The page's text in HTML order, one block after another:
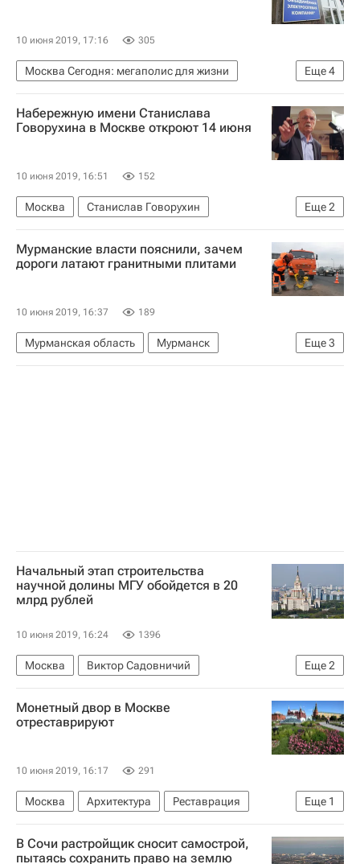
10 июня 2019, 17:16 305
Еще4
Москва Сегодня: мегаполис для жизни
Москва
Россети Московский регион
Городское хозяйство Москвы
Набережную имени Станислава
Говорухина в Москве откроют 14 июня
10 июня 2019, 16:51 152
Еще2
Москва
Станислав Говорухин
Набережные
Мосгорнаследие
Мурманские власти пояснили, зачем
дороги латают гранитными плитами
10 июня 2019, 16:37 189
Еще3
Мурманская область
Мурманск
Андрей Чибис
Ремонт Дороги
Начальный этап строительства
научной долины МГУ обойдется в 20
млрд рублей
10 июня 2019, 16:24 1396
Еще2
Москва
Виктор Садовничий
Строительство
МГУ имени М. В. Ломоносова
Монетный двор в Москве
отреставрируют
10 июня 2019, 16:17 291
Еще 1
Москва Архитектура
Реставрация
Мосгорнаследие
В Сочи pастройщик сносит самострой,
пытаясь сохранить право на землю